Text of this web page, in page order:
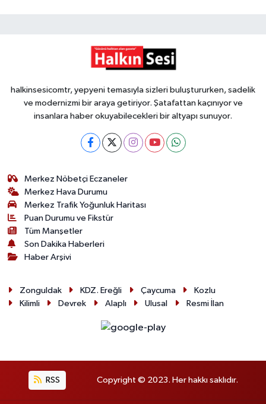
halkinsesicomtr, yepyeni temasıyla sizleri buluştururken, sadelik
ve modernizmi bir araya getiriyor. Şatafattan kaçınıyor ve
insanlara haber okuyabilecekleri bir altyapı sunuyor.
Merkez Nöbetçi Eczaneler
Merkez Hava Durumu
Merkez Trafik Yoğunluk Haritası
Puan Durumu ve Fikstür
Tüm Manşetler
Son Dakika Haberleri
Haber Arşivi
Zonguldak KDZ. Ereğli Çaycuma
Kozlu
Kilimli
Devrek Alaplı Ulusal Resmi İlan
RSS Copyright © 2023. Her hakkı saklıdır.